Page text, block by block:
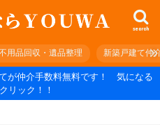
search
用品回収・遺品整理 新築戸建て仲
が仲介手数料無料です！ 気になる
リック！！